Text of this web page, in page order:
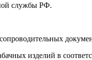
службы РФ.
изделий в